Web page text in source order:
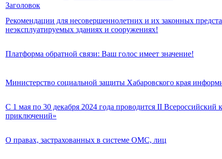
Заголовок
Рекомендации для несовершеннолетних и их законных
неэксплуатируемых зданиях и сооружениях!
Платформа обратной связи: Ваш голос имеет значение!
Министерство социальной защиты Хабаровского края
С 1 мая по 30 декабря 2024 года проводится II
приключений»
О правах, застрахованных в системе ОМС, лиц